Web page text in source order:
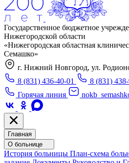
Государственное бюджетное
Нижегородской области
«Нижегородская областная
Семашко»
г. Нижний Новгород, ул.
8 (831) 436-40-01
8 (831)
Горячая линия
Главная
О больнице
История больницы План-схема